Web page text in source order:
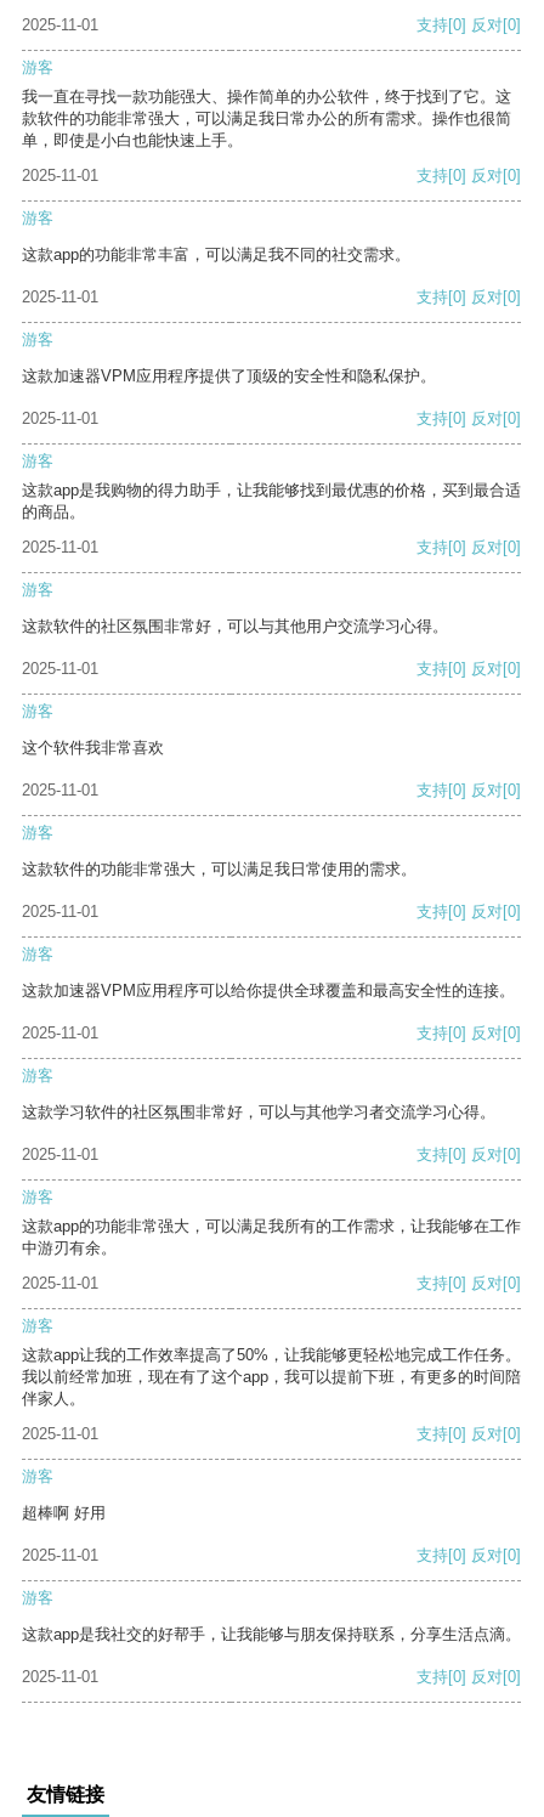
2025-11-01 支持[0] 反对[0]
游客
我一直在寻找一款功能强大、操作简单的办公软件，终于找到了它。这
款软件的功能非常强大，可以满足我日常办公的所有需求。操作也很简
单，即使是小白也能快速上手。
2025-11-01
支持[0] 反对[0]
游客
这款app的功能非常丰富，可以满足我不同的社交需求。
2025-11-01 支持[0] 反对[0]
游客
这款加速器VPM应用程序提供了顶级的安全性和隐私保护。
2025-11-01 支持[0] 反对[0]
游客
这款app是我购物的得力助手，让我能够找到最优惠的价格，买到最合适
的商品。
2025-11-01
支持[0] 反对[0]
游客
这款软件的社区氛围非常好，可以与其他用户交流学习心得。
2025-11-01 支持[0] 反对[0]
游客
这个软件我非常喜欢
2025-11-01 支持[0] 反对[0]
游客
这款软件的功能非常强大，可以满足我日常使用的需求。
2025-11-01 支持[0] 反对[0]
游客
这款加速器VPM应用程序可以给你提供全球覆盖和最高安全性的连接。
2025-11-01 支持[0] 反对[0]
游客
这款学习软件的社区氛围非常好，可以与其他学习者交流学习心得。
2025-11-01 支持[0] 反对[0]
游客
这款app的功能非常强大，可以满足我所有的工作需求，让我能够在工作
中游刃有余。
2025-11-01
支持[0] 反对[0]
游客
这款app让我的工作效率提高了50%，让我能够更轻松地完成工作任务。
我以前经常加班，现在有了这个app，我可以提前下班，有更多的时间陪
伴家人。
2025-11-01
支持[0] 反对[0]
游客
超棒啊 好用
2025-11-01 支持[0] 反对[0]
游客
这款app是我社交的好帮手，让我能够与朋友保持联系，分享生活点滴。
2025-11-01 支持[0] 反对[0]
友情链接